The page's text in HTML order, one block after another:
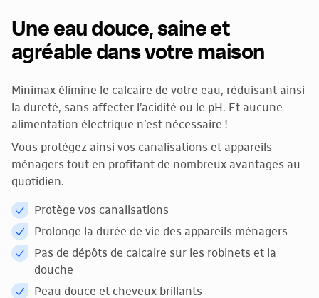
Une eau douce, saine et
agréable dans votre maison
Minimax élimine le calcaire de votre eau, réduisant ainsi
la dureté, sans affecter l’acidité ou le pH. Et aucune
alimentation électrique n’est nécessaire !
Vous protégez ainsi vos canalisations et appareils
ménagers tout en profitant de nombreux avantages au
quotidien.
Protège vos canalisations
Prolonge la durée de vie des appareils ménagers
Pas de dépôts de calcaire sur les robinets et la
douche
Peau douce et cheveux brillants